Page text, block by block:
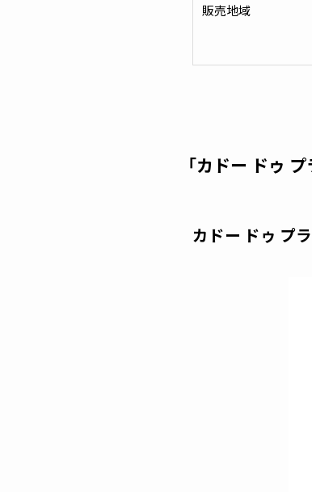
販売地域
「カドー ドゥ
カドー ドゥ プ